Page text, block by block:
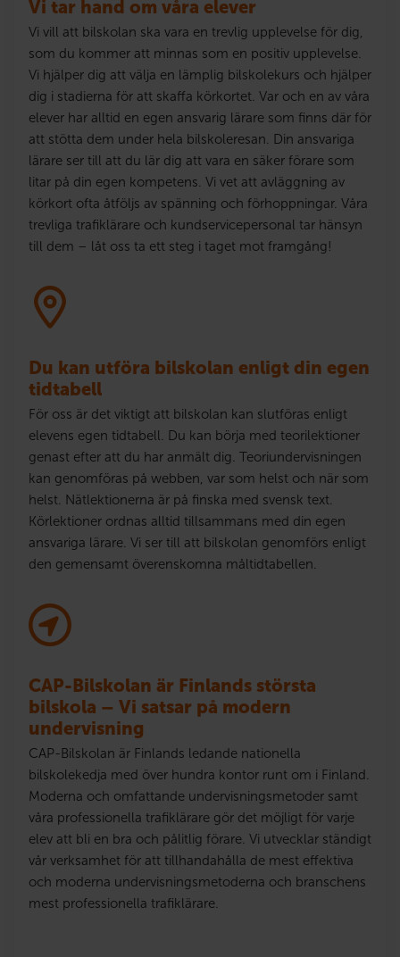
Vi tar hand om våra elever
Vi vill att bilskolan ska vara en trevlig upplevelse för dig,
som du kommer att minnas som en positiv upplevelse.
Vi hjälper dig att välja en lämplig bilskolekurs och hjälper
dig i stadierna för att skaffa körkortet. Var och en av våra
elever har alltid en egen ansvarig lärare som finns där för
att stötta dem under hela bilskoleresan. Din ansvariga
lärare ser till att du lär dig att vara en säker förare som
litar på din egen kompetens. Vi vet att avläggning av
körkort ofta åtföljs av spänning och förhoppningar. Våra
trevliga trafiklärare och kundservicepersonal tar hänsyn
till dem – låt oss ta ett steg i taget mot framgång!
Du kan utföra bilskolan enligt din egen
tidtabell
För oss är det viktigt att bilskolan kan slutföras enligt
elevens egen tidtabell. Du kan börja med teorilektioner
genast efter att du har anmält dig. Teoriundervisningen
kan genomföras på webben, var som helst och när som
helst. Nätlektionerna är på finska med svensk text.
Körlektioner ordnas alltid tillsammans med din egen
ansvariga lärare. Vi ser till att bilskolan genomförs enligt
den gemensamt överenskomna måltidtabellen.
CAP-Bilskolan är Finlands största
bilskola – Vi satsar på modern
undervisning
CAP-Bilskolan är Finlands ledande nationella
bilskolekedja med över hundra kontor runt om i Finland.
Moderna och omfattande undervisningsmetoder samt
våra professionella trafiklärare gör det möjligt för varje
elev att bli en bra och pålitlig förare. Vi utvecklar ständigt
vår verksamhet för att tillhandahålla de mest effektiva
och moderna undervisningsmetoderna och branschens
mest professionella trafiklärare.